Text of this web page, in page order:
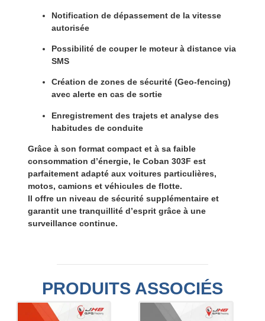
Notification de dépassement de la vitesse
autorisée
Possibilité de couper le moteur à distance via
SMS
Création de zones de sécurité (Geo-fencing)
avec alerte en cas de sortie
Enregistrement des trajets et analyse des
habitudes de conduite
Grâce à son format compactet à sa faible
consommation d’énergie, le Coban 303F est
parfaitement adapté aux voitures particulières,
motos, camions et véhicules de flotte.
Il offre un niveau de sécurité supplémentaire et
garantit une tranquillité d’espritgrâce à une
surveillance continue.
PRODUITS ASSOCIÉS